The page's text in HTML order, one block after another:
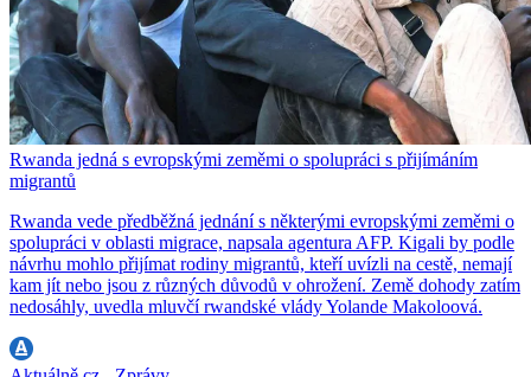
Rwanda jedná s evropskými zeměmi o spolupráci s přijímáním
migrantů
Rwanda vede předběžná jednání s některými evropskými zeměmi o
spolupráci v oblasti migrace, napsala agentura AFP. Kigali by podle
návrhu mohlo přijímat rodiny migrantů, kteří uvízli na cestě, nemají
kam jít nebo jsou z různých důvodů v ohrožení. Země dohody zatím
nedosáhly, uvedla mluvčí rwandské vlády Yolande Makoloová.